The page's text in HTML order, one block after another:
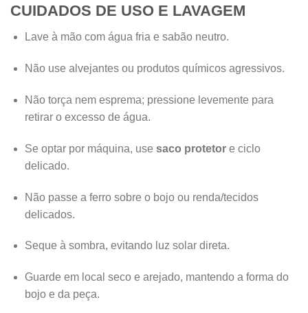
CUIDADOS DE USO E LAVAGEM
Lave à mão com água fria e sabão neutro.
Não use alvejantes ou produtos químicos agressivos.
Não torça nem esprema; pressione levemente para
retirar o excesso de água.
Se optar por máquina, use saco protetore ciclo
delicado.
Não passe a ferro sobre o bojo ou renda/tecidos
delicados.
Seque à sombra, evitando luz solar direta.
Guarde em local seco e arejado, mantendo a forma do
bojo e da peça.